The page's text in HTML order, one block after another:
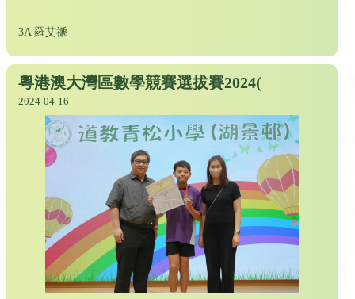
3A 羅艾禠
粵港澳大灣區數學競賽選拔賽2024(
2024-04-16